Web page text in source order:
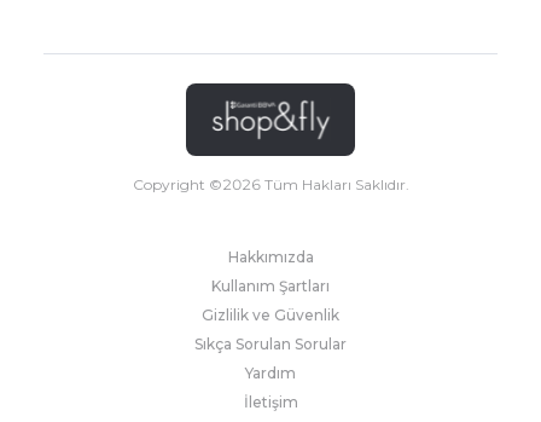
Copyright ©2026Tüm Hakları Saklıdır.
Hakkımızda
Kullanım Şartları
Gizlilik ve Güvenlik
Sıkça Sorulan Sorular
Yardım
İletişim